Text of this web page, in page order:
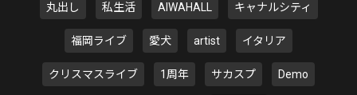
丸出し 私生活 AIWAHALL キャナルシティ
福岡ライブ 愛犬 artist イタリア
クリスマスライブ 1周年 サカスプ Demo